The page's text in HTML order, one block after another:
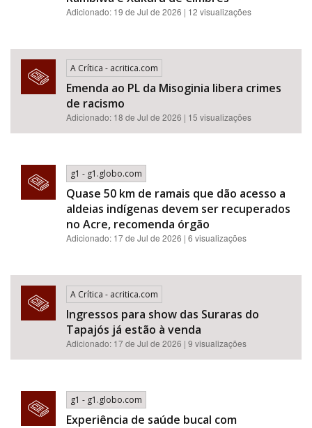
Adicionado: 19 de Jul de 2026 | 12 visualizações
A Crítica - acritica.com
Emenda ao PL da Misoginia libera crimes
de racismo​​​​​​​​​​​​​​​​​​​​​​​​​​​​​​​​​​​​​​​​​​
Adicionado: 18 de Jul de 2026 | 15 visualizações
g1 - g1.globo.com
Quase 50 km de ramais que dão acesso a
aldeias indígenas devem ser recuperados
no Acre, recomenda órgão
Adicionado: 17 de Jul de 2026 | 6 visualizações
A Crítica - acritica.com
Ingressos para show das Suraras do
Tapajós já estão à venda
Adicionado: 17 de Jul de 2026 | 9 visualizações
g1 - g1.globo.com
Experiência de saúde bucal com